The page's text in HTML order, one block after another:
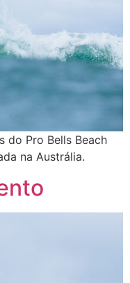
do Pro Bells Beach
na Austrália.